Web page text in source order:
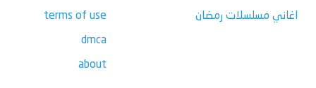
اغاني مسلسلات رمضان terms of use
dmca
about